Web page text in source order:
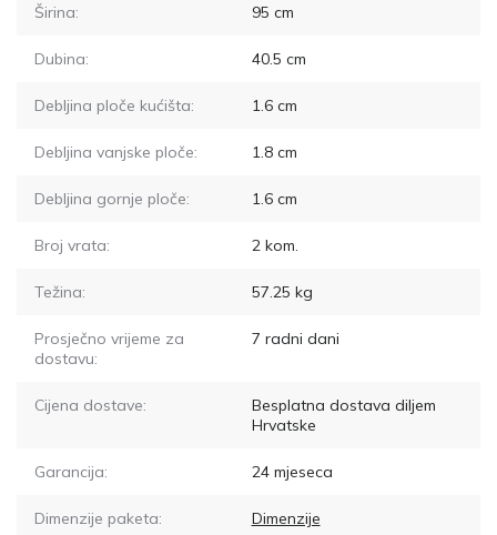
Širina: 95 cm
Dubina: 40.5 cm
Debljina ploče kućišta: 1.6cm
Debljina vanjske ploče: 1.8cm
Debljina gornje ploče: 1.6cm
Broj vrata: 2kom.
Težina: 57.25 kg
Prosječno vrijeme za
dostavu:
7 radni dani
Cijena dostave:
Besplatna dostava diljem
Hrvatske
Garancija: 24 mjeseca
Dimenzije paketa: Dimenzije